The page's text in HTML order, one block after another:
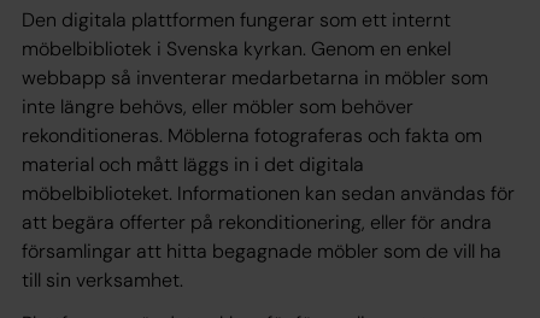
Den digitala plattformen fungerar som ett internt
möbelbibliotek i Svenska kyrkan. Genom en enkel
webbapp så inventerar medarbetarna in möbler som
inte längre behövs, eller möbler som behöver
rekonditioneras. Möblerna fotograferas och fakta om
material och mått läggs in i det digitala
möbelbiblioteket. Informationen kan sedan användas för
att begära offerter på rekonditionering, eller för andra
församlingar att hitta begagnade möbler som de vill ha
till sin verksamhet.